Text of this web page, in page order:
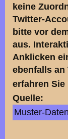
keine
Twitter-
bitte vor
aus.
Anklicken
ebenfalls an
erfahren Sie
Quelle:
Muster-